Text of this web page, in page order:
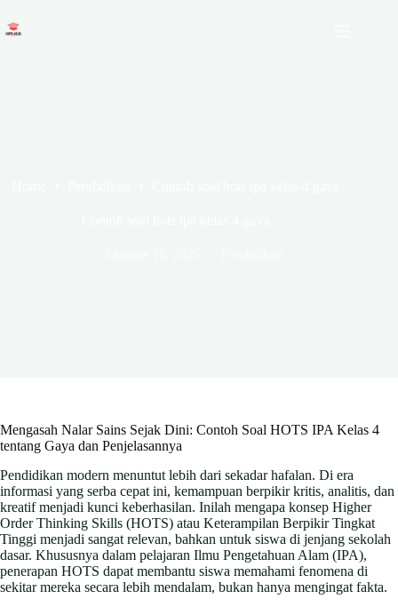
to
content
Mengasah Nalar Sains Sejak Dini: Contoh Soal HOTS IPA Kelas 4
tentang Gaya dan Penjelasannya
Pendidikan modern menuntut lebih dari sekadar hafalan. Di era
informasi yang serba cepat ini, kemampuan berpikir kritis, analitis, dan
kreatif menjadi kunci keberhasilan. Inilah mengapa konsep Higher
Order Thinking Skills (HOTS) atau Keterampilan Berpikir Tingkat
Tinggi menjadi sangat relevan, bahkan untuk siswa di jenjang sekolah
dasar. Khususnya dalam pelajaran Ilmu Pengetahuan Alam (IPA),
penerapan HOTS dapat membantu siswa memahami fenomena di
sekitar mereka secara lebih mendalam, bukan hanya mengingat fakta.